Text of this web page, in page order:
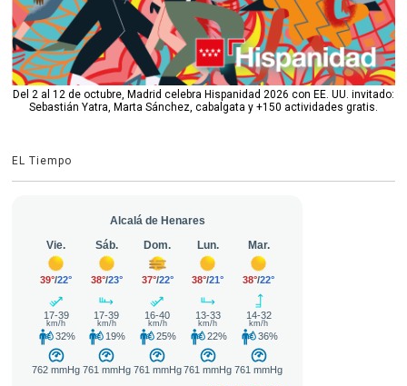
Del 2 al 12 de octubre, Madrid celebra Hispanidad 2026 con EE. UU. invitado:
Sebastián Yatra, Marta Sánchez, cabalgata y +150 actividades gratis.
EL Tiempo